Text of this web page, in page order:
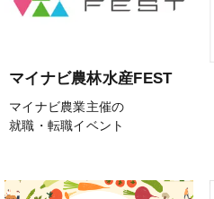
マイナビ農林水産FEST
マイナビ農業主催の
就職・転職イベント